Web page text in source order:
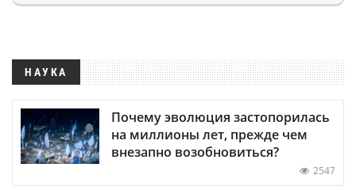
НАУКА
Почему эволюция застопорилась
на миллионы лет, прежде чем
внезапно возобновиться?
2547